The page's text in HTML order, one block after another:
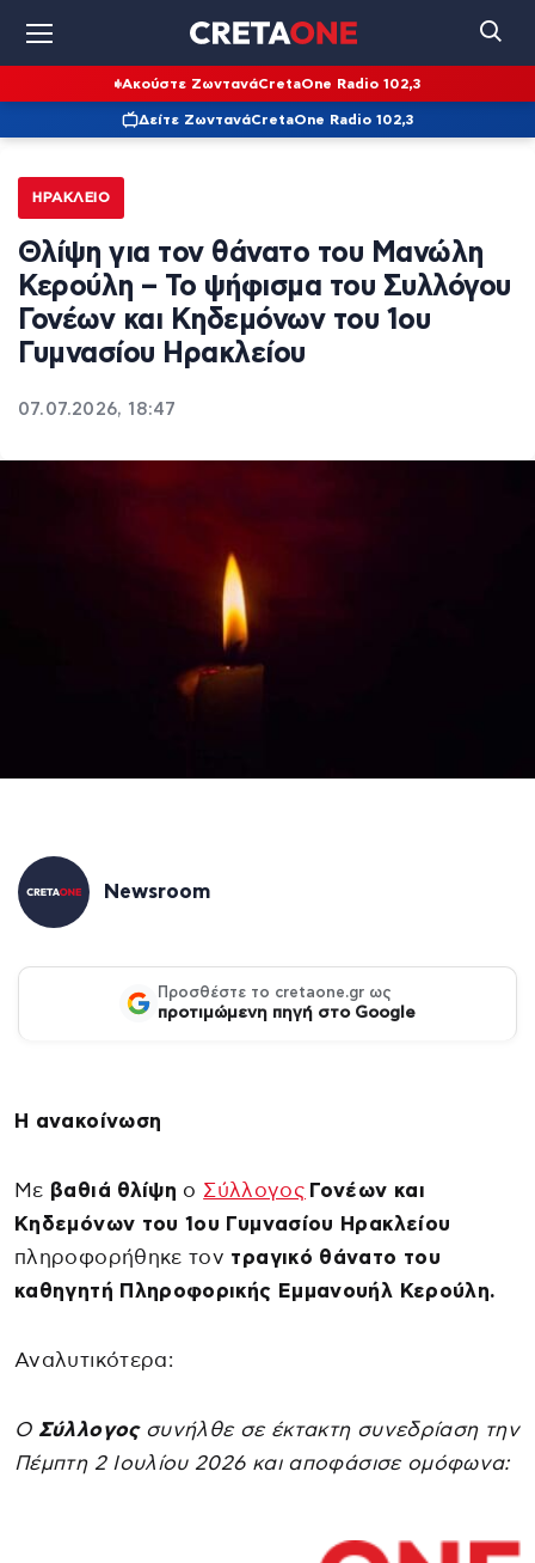
Ακούστε ΖωντανάCretaOne Radio 102,3
Δείτε ΖωντανάCretaOne Radio 102,3
ΗΡΆΚΛΕΙΟ
Θλίψη για τον θάνατο του Μανώλη
Κερούλη – Το ψήφισμα του Συλλόγου
Γονέων και Κηδεμόνων του 1ου
Γυμνασίου Ηρακλείου
07.07.2026, 18:47
Newsroom
Προσθέστε το cretaone.gr ως
προτιμώμενη πηγή στο Google
Η ανακοίνωση
Με βαθιά θλίψη ο Σύλλογος Γονέων και
Κηδεμόνων του 1ου Γυμνασίου Ηρακλείου
πληροφορήθηκε τον τραγικό θάνατο του
καθηγητή Πληροφορικής Εμμανουήλ Κερούλη.
Αναλυτικότερα:
Ο Σύλλογοςσυνήλθε σε έκτακτη συνεδρίαση την
Πέμπτη 2 Ιουλίου 2026 και αποφάσισε ομόφωνα: